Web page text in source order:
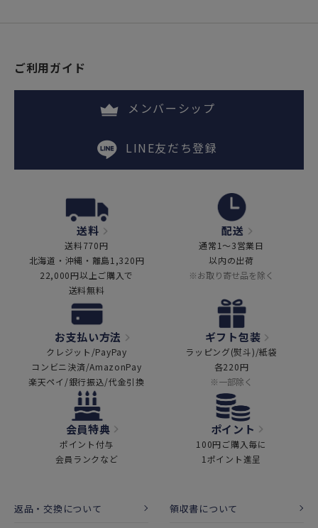
ご利用ガイド
メンバーシップ
LINE友だち登録
送料
送料770円
北海道・沖縄・離島1,320円
22,000円以上ご購入で
送料無料
配送
通常1～3営業日
以内の出荷
※お取り寄せ品を除く
お支払い方法
クレジット/PayPay
コンビニ決済/AmazonPay
楽天ペイ/銀行振込/代金引換
ギフト包装
ラッピング(熨斗)/紙袋
各220円
※一部除く
会員特典
ポイント付与
会員ランクなど
ポイント
100円ご購入毎に
1ポイント進呈
返品・交換について 領収書について